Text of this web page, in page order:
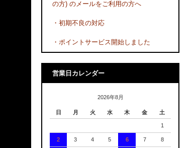
の方) のメールをご利用の方へ
・初期不良の対応
・ポイントサービス開始しました
営業日カレンダー
2026年8月
日 月 火 水 木 金 土
1
2 3 4 5 6 7 8